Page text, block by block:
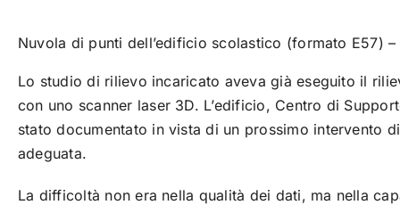
Nuvola di punti dell’edificio scolastico (formato E57)
Lo studio di rilievo incaricato aveva già eseguito il
con uno scanner laser 3D. L’edificio, Centro di
stato documentato in vista di un prossimo intervento
adeguata.
La difficoltà non era nella qualità dei dati, ma nella